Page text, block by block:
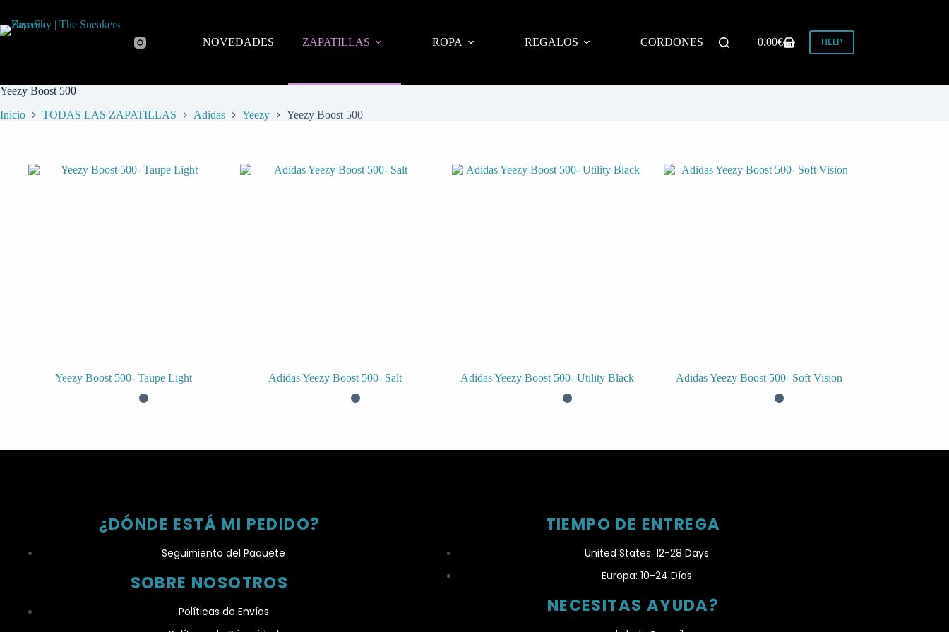
NOVEDADES ZAPATILLAS ROPA REGALOS CORDONES 0.00€ HELP
Yeezy Boost 500
Inicio TODAS LAS ZAPATILLAS Adidas Yeezy Yeezy Boost 500
Yeezy Boost 500- Taupe Light Adidas Yeezy Boost 500- Salt Adidas Yeezy Boost 500- Utility Black Adidas Yeezy Boost 500- Soft Vision
¿DÓNDE ESTÁ MI PEDIDO?
Seguimiento del Paquete
SOBRE NOSOTROS
Políticas de Envíos
TIEMPO DE ENTREGA
United States: 12-28 Days
Europa: 10-24 Días
NECESITAS AYUDA?